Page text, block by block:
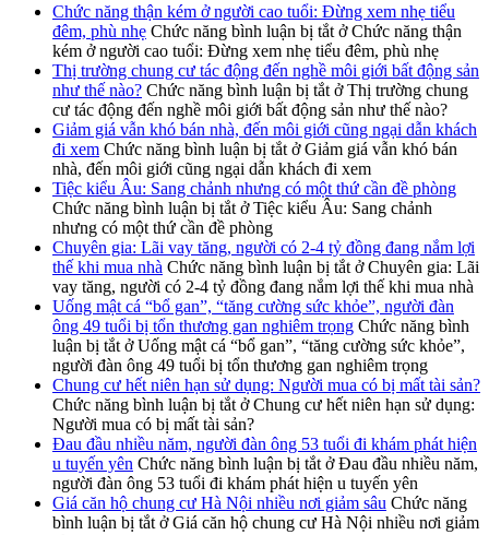
Chức năng thận kém ở người cao tuổi: Đừng xem nhẹ tiểu
đêm, phù nhẹ Chức năng bình luận bị tắt ở Chức năng thận
kém ở người cao tuổi: Đừng xem nhẹ tiểu đêm, phù nhẹ
Thị trường chung cư tác động đến nghề môi giới bất động sản
như thế nào? Chức năng bình luận bị tắt ở Thị trường chung
cư tác động đến nghề môi giới bất động sản như thế nào?
Giảm giá vẫn khó bán nhà, đến môi giới cũng ngại dẫn khách
đi xem Chức năng bình luận bị tắt ở Giảm giá vẫn khó bán
nhà, đến môi giới cũng ngại dẫn khách đi xem
Tiệc kiểu Âu: Sang chảnh nhưng có một thứ cần đề phòng
Chức năng bình luận bị tắt ở Tiệc kiểu Âu: Sang chảnh
nhưng có một thứ cần đề phòng
Chuyên gia: Lãi vay tăng, người có 2-4 tỷ đồng đang nắm lợi
thế khi mua nhà Chức năng bình luận bị tắt ở Chuyên gia: Lãi
vay tăng, người có 2-4 tỷ đồng đang nắm lợi thế khi mua nhà
Uống mật cá “bổ gan”, “tăng cường sức khỏe”, người đàn
ông 49 tuổi bị tổn thương gan nghiêm trọng Chức năng bình
luận bị tắt ở Uống mật cá “bổ gan”, “tăng cường sức khỏe”,
người đàn ông 49 tuổi bị tổn thương gan nghiêm trọng
Chung cư hết niên hạn sử dụng: Người mua có bị mất tài sản?
Chức năng bình luận bị tắt ở Chung cư hết niên hạn sử dụng:
Người mua có bị mất tài sản?
Đau đầu nhiều năm, người đàn ông 53 tuổi đi khám phát hiện
u tuyến yên Chức năng bình luận bị tắt ở Đau đầu nhiều năm,
người đàn ông 53 tuổi đi khám phát hiện u tuyến yên
Giá căn hộ chung cư Hà Nội nhiều nơi giảm sâu Chức năng
bình luận bị tắt ở Giá căn hộ chung cư Hà Nội nhiều nơi giảm